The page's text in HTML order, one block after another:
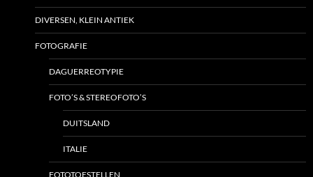
DIVERSEN, KLEIN ANTIEK
FOTOGRAFIE
DAGUERREOTYPIE
FOTO’S & STEREOFOTO’S
DUITSLAND
ITALIE
FOTOTOESTELLEN